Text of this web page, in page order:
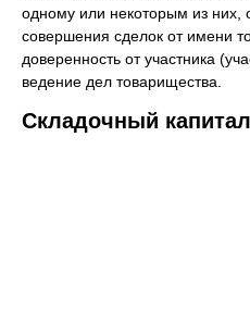
одному или некоторым из них,
совершения сделок от имени
доверенность от участника
ведение дел товарищества.
Складочный капитал